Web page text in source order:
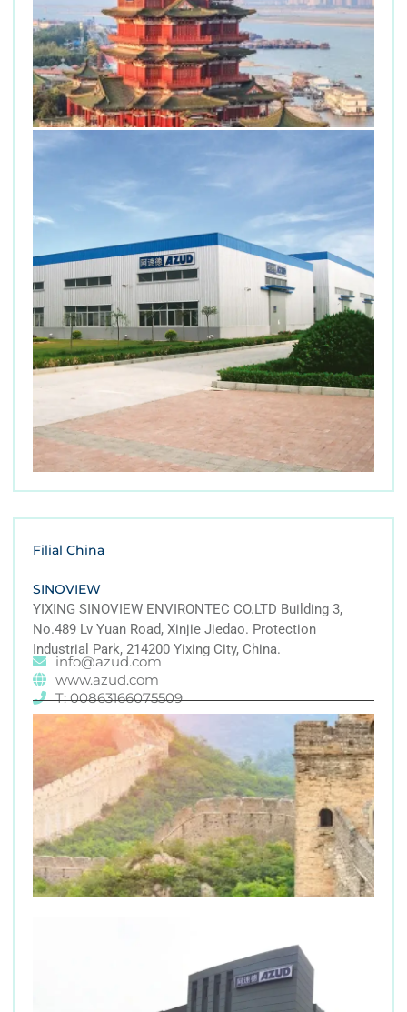
Filial China
SINOVIEW
YIXING SINOVIEW ENVIRONTEC CO.LTD Building 3,
No.489 Lv Yuan Road, Xinjie Jiedao. Protection
Industrial Park, 214200 Yixing City, China.
info@azud.com
www.azud.com
T: 00863166075509